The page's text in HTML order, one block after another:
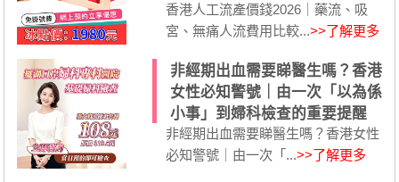
香港人工流產價錢2026｜藥流、吸
宮、無痛人流費用比較...>>了解更多
非經期出血需要睇醫生嗎？香港
女性必知警號｜由一次「以為係
小事」到婦科檢查的重要提醒
非經期出血需要睇醫生嗎？香港女性
必知警號｜由一次「...>>了解更多